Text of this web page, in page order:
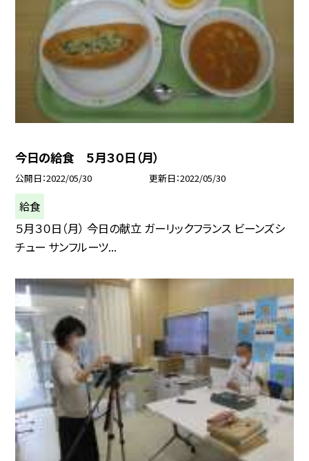
今日の給食 ５月３０日（月）
公開日 2022/05/30 更新日 2022/05/30
給食
５月３０日（月） 今日の献立 ガーリックフランス ビーンズシ
チュー サンフルーツ...